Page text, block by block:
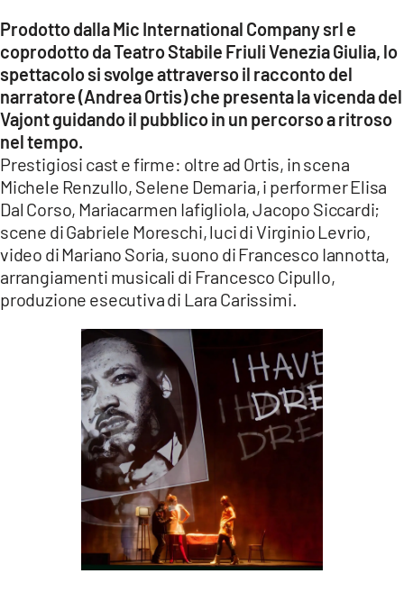
Prodotto dalla Mic International Company srl e
coprodotto da Teatro Stabile Friuli Venezia Giulia, lo
spettacolo si svolge attraverso il racconto del
narratore (Andrea Ortis) che presenta la vicenda del
Vajont guidando il pubblico in un percorso a ritroso
nel tempo.
Prestigiosi cast e firme: oltre ad Ortis, in scena
Michele Renzullo, Selene Demaria, i performer Elisa
Dal Corso, Mariacarmen Iafigliola, Jacopo Siccardi;
scene di Gabriele Moreschi, luci di Virginio Levrio,
video di Mariano Soria, suono di Francesco Iannotta,
arrangiamenti musicali di Francesco Cipullo,
produzione esecutiva di Lara Carissimi.